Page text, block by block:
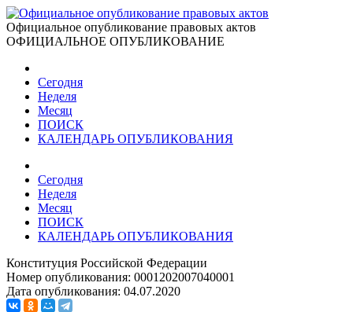
Официальное опубликование правовых актов
ОФИЦИАЛЬНОЕ ОПУБЛИКОВАНИЕ
Сегодня
Неделя
Месяц
ПОИСК
КАЛЕНДАРЬ ОПУБЛИКОВАНИЯ
Сегодня
Неделя
Месяц
ПОИСК
КАЛЕНДАРЬ ОПУБЛИКОВАНИЯ
Конституция Российской Федерации
Номер опубликования: 0001202007040001
Дата опубликования: 04.07.2020